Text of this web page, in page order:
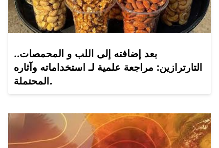
بعد إضافته إلى اللب و المحمصات..
التارترازين: مراجعة علمية لـ استخداماته وآثاره
المحتملة.